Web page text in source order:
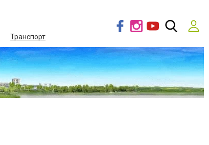
Транспорт